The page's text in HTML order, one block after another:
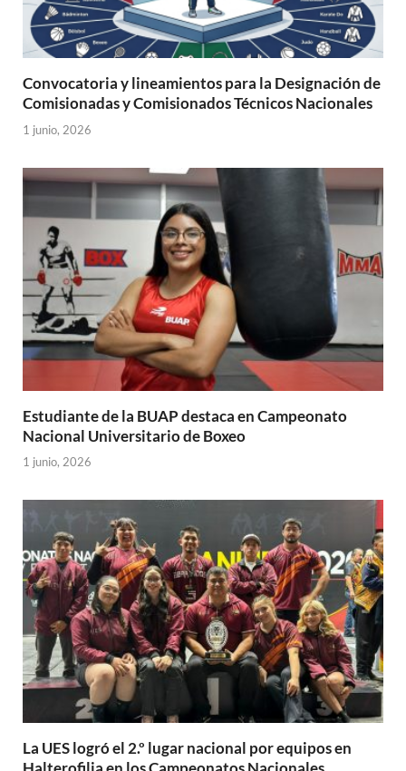
Convocatoria y lineamientos para la Designación de
Comisionadas y Comisionados Técnicos Nacionales
1 junio, 2026
Estudiante de la BUAP destaca en Campeonato
Nacional Universitario de Boxeo
1 junio, 2026
La UES logró el 2.º lugar nacional por equipos en